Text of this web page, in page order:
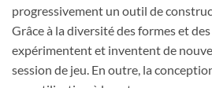
progressivement un outil de
Grâce à la diversité des formes et
expérimentent et inventent de
session de jeu. En outre, la